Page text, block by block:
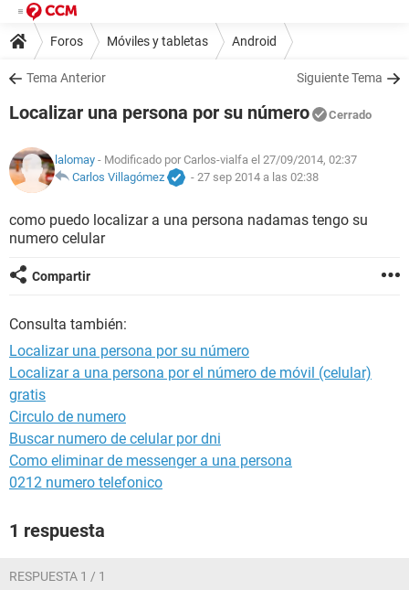
Foros Móviles y tabletas Android
Tema Anterior Siguiente Tema
Localizar una persona por su número Cerrado
lalomay - Modificado por Carlos-vialfa el 27/09/2014, 02:37
Carlos Villagómez
- 27 sep 2014 a las 02:38
como puedo localizar a una persona nadamas tengo su
numero celular
Compartir
Consulta también:
Localizar una persona por su número
Localizar a una persona por el número de móvil (celular)
gratis
Circulo de numero
Buscar numero de celular por dni
Como eliminar de messenger a una persona
0212 numero telefonico
1 respuesta
RESPUESTA 1 / 1